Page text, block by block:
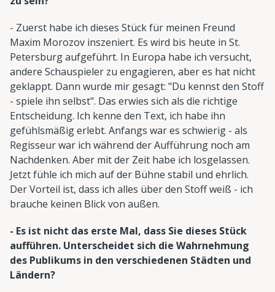
- Zuerst habe ich dieses Stück für meinen Freund
Maxim Morozov inszeniert. Es wird bis heute in St.
Petersburg aufgeführt. In Europa habe ich versucht,
andere Schauspieler zu engagieren, aber es hat nicht
geklappt. Dann wurde mir gesagt: "Du kennst den Stoff
- spiele ihn selbst". Das erwies sich als die richtige
Entscheidung. Ich kenne den Text, ich habe ihn
gefühlsmäßig erlebt. Anfangs war es schwierig - als
Regisseur war ich während der Aufführung noch am
Nachdenken. Aber mit der Zeit habe ich losgelassen.
Jetzt fühle ich mich auf der Bühne stabil und ehrlich.
Der Vorteil ist, dass ich alles über den Stoff weiß - ich
brauche keinen Blick von außen.
- Es ist nicht das erste Mal, dass Sie dieses Stück
aufführen. Unterscheidet sich die Wahrnehmung
des Publikums in den verschiedenen Städten und
Ländern?